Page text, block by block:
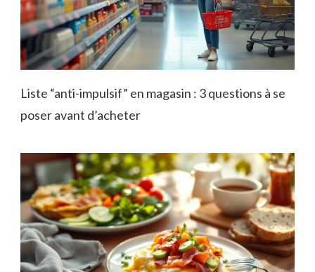
Liste “anti-impulsif” en magasin : 3 questions à se
poser avant d’acheter